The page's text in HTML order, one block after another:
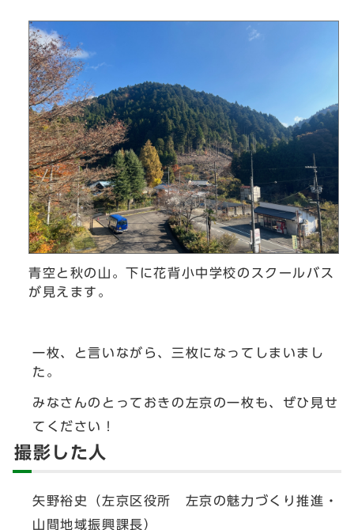
青空と秋の山。下に花背小中学校のスクールバス
が見えます。
一枚、と言いながら、三枚になってしまいまし
た。
みなさんのとっておきの左京の一枚も、ぜひ見せ
てください！
撮影した人
矢野裕史（左京区役所 左京の魅力づくり推進・
山間地域振興課長）